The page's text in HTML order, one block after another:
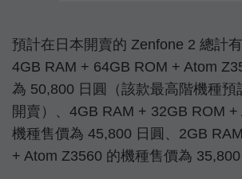
預計在日本開賣的 Zenfone 2 總計
4GB RAM + 64GB ROM + Atom
為 50,800 日圓（該款最高階機種預
開賣）、4GB RAM + 32GB ROM
機種售價為 45,800 日圓、2GB
+ Atom Z3560 的機種售價為 35,800